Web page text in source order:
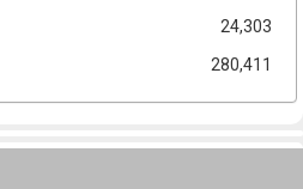
nguồn ngân sách
24,303
280,411